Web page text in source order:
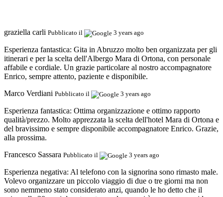
graziella carli Pubblicato il 3 years ago
Esperienza fantastica: Gita in Abruzzo molto ben organizzata per gli
itinerari e per la scelta dell'Albergo Mara di Ortona, con personale
affabile e cordiale. Un grazie particolare al nostro accompagnatore
Enrico, sempre attento, paziente e disponibile.
Marco Verdiani Pubblicato il 3 years ago
Esperienza fantastica: Ottima organizzazione e ottimo rapporto
qualità/prezzo. Molto apprezzata la scelta dell'hotel Mara di Ortona e
del bravissimo e sempre disponibile accompagnatore Enrico. Grazie,
alla prossima.
Francesco Sassara Pubblicato il 3 years ago
Esperienza negativa: Al telefono con la signorina sono rimasto male.
Volevo organizzare un piccolo viaggio di due o tre giorni ma non
sono nemmeno stato considerato anzi, quando le ho detto che il